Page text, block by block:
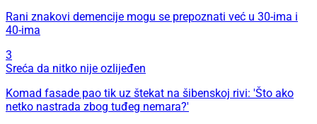
Rani znakovi demencije mogu se prepoznati već u 30-ima i
40-ima
3
Sreća da nitko nije ozlijeđen
Komad fasade pao tik uz štekat na šibenskoj rivi: 'Što ako
netko nastrada zbog tuđeg nemara?'